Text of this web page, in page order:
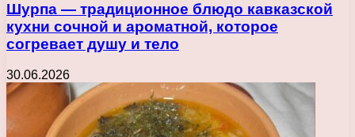
Шурпа — традиционное блюдо кавказской
кухни сочной и ароматной, которое
согревает душу и тело
30.06.2026